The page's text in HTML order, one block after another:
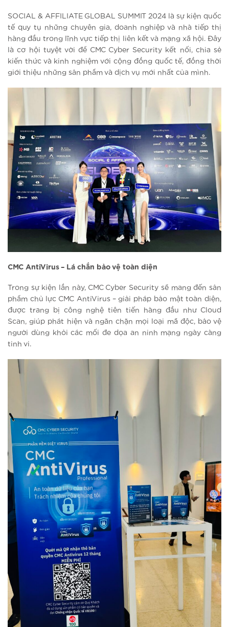
SOCIAL & AFFILIATE GLOBAL SUMMIT 2024 là sự kiện quốc
tế quy tụ những chuyên gia, doanh nghiệp và nhà tiếp thị
hàng đầu trong lĩnh vực tiếp thị liên kết và mạng xã hội. Đây
là cơ hội tuyệt vời để CMC Cyber Security kết nối, chia sẻ
kiến thức và kinh nghiệm với cộng đồng quốc tế, đồng thời
giới thiệu những sản phẩm và dịch vụ mới nhất của mình.
CMC AntiVirus – Lá chắn bảo vệ toàn diện
Trong sự kiện lần này, CMC Cyber Security sẽ mang đến sản
phẩm chủ lực CMC AntiVirus – giải pháp bảo mật toàn diện,
được trang bị công nghệ tiên tiến hàng đầu như Cloud
Scan, giúp phát hiện và ngăn chặn mọi loại mã độc, bảo vệ
người dùng khỏi các mối đe dọa an ninh mạng ngày càng
tinh vi.